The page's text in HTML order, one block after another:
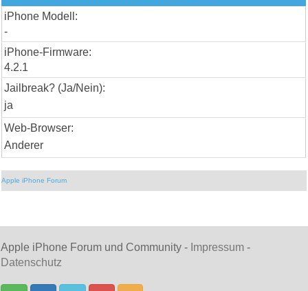
iPhone Modell:
-
iPhone-Firmware:
4.2.1
Jailbreak? (Ja/Nein):
ja
Web-Browser:
Anderer
Apple iPhone Forum
Apple iPhone Forum und Community - Impressum -
Datenschutz